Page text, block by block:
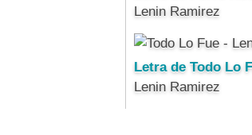
Lenin Ramirez
Letra de Todo Lo
Lenin Ramirez